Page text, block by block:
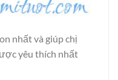
nhất và giúp chị
yêu thích nhất